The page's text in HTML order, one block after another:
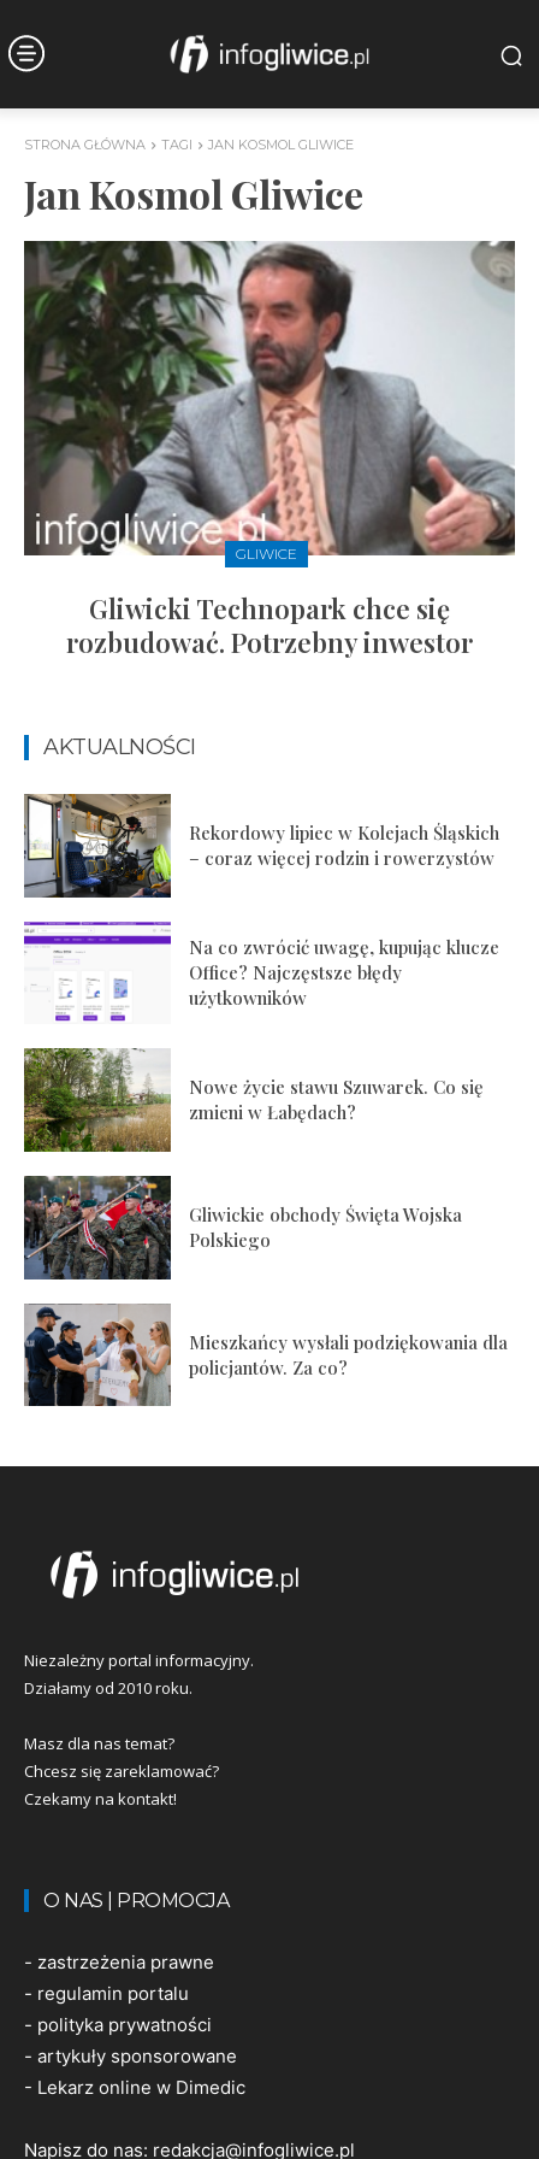
STRONA GŁÓWNA TAGI JAN KOSMOL GLIWICE
Jan Kosmol Gliwice
GLIWICE
Gliwicki Technopark chce się
rozbudować. Potrzebny inwestor
AKTUALNOŚCI
Rekordowy lipiec w Kolejach Śląskich
– coraz więcej rodzin i rowerzystów
Na co zwrócić uwagę, kupując klucze
Office? Najczęstsze błędy
użytkowników
Nowe życie stawu Szuwarek. Co się
zmieni w Łabędach?
Gliwickie obchody Święta Wojska
Polskiego
Mieszkańcy wysłali podziękowania dla
policjantów. Za co?
Niezależny portal informacyjny.
Działamy od 2010 roku.
Masz dla nas temat?
Chcesz się zareklamować?
Czekamy na kontakt!
O NAS | PROMOCJA
- zastrzeżenia prawne
- regulamin portalu
- polityka prywatności
- artykuły sponsorowane
- Lekarz online w Dimedic
Napisz do nas: redakcja@infogliwice.pl